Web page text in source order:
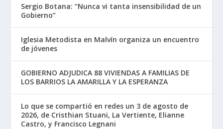
Sergio Botana: “Nunca vi tanta insensibilidad de un
Gobierno”
Iglesia Metodista en Malvín organiza un encuentro
de jóvenes
GOBIERNO ADJUDICA 88 VIVIENDAS A FAMILIAS DE
LOS BARRIOS LA AMARILLA Y LA ESPERANZA
Lo que se compartió en redes un 3 de agosto de
2026, de Cristhian Stuani, La Vertiente, Elianne
Castro, y Francisco Legnani